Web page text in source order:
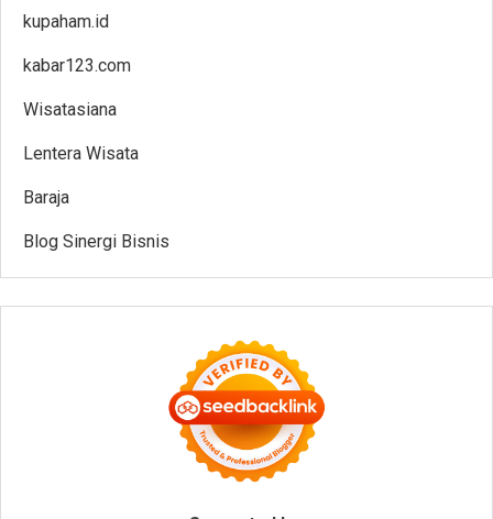
kupaham.id
kabar123.com
Wisatasiana
Lentera Wisata
Baraja
Blog Sinergi Bisnis